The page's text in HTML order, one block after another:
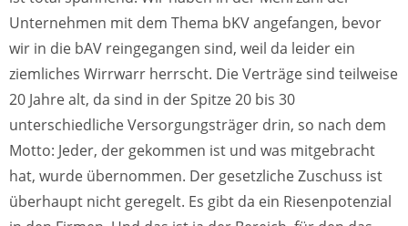
Unternehmen mit dem Thema bKV angefangen, bevor
wir in die bAV reingegangen sind, weil da leider ein
ziemliches Wirrwarr herrscht. Die Verträge sind teilweise
20 Jahre alt, da sind in der Spitze 20 bis 30
unterschiedliche Versorgungsträger drin, so nach dem
Motto: Jeder, der gekommen ist und was mitgebracht
hat, wurde übernommen. Der gesetzliche Zuschuss ist
überhaupt nicht geregelt. Es gibt da ein Riesenpotenzial